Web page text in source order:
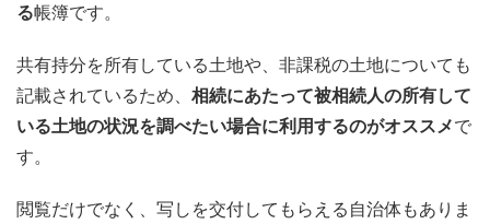
る帳簿です。
共有持分を所有している土地や、非課税の土地についても
記載されているため、 相続にあたって被相続人の所有して
いる土地の状況を調べたい場合に利用するのがオススメで
す。
閲覧だけでなく、写しを交付してもらえる自治体もありま